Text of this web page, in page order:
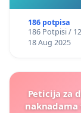
186 potpisa
186 Potpisi /
18 Aug 2025
Peticija za
naknadama